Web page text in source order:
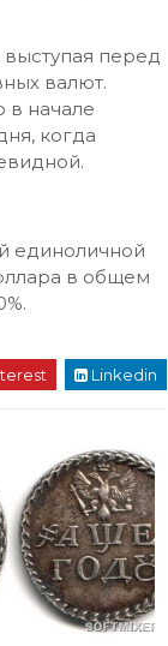
перед
валют.
в начале
когда
единоличной
в общем
Linkedin